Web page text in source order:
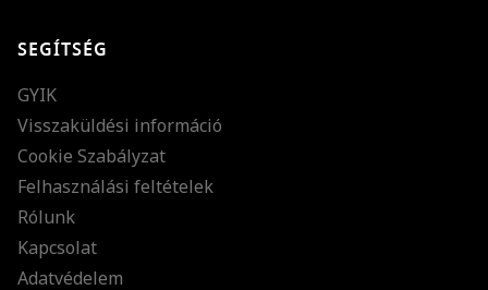
SEGÍTSÉG
GYIK
Visszaküldési információ
Cookie Szabályzat
Felhasználási feltételek
Rólunk
Kapcsolat
Adatvédelem